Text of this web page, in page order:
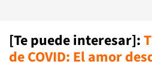
[Te puede interesar]:
de COVID: El amor